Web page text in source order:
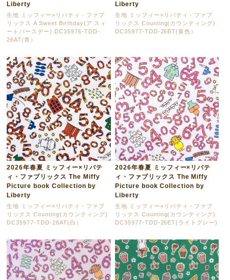
Liberty
生地 ミッフィー×リバティ・ファブ
リックス A Sweet Birthday(ア スィ
ートバースデー) DC35976-TDD-
26AT(青）
Liberty
生地 ミッフィー×リバティ・ファブ
リックス Counting(カウンティング)
DC35977-TDD-26BT(黄色）
2026年春夏 ミッフィー×リバテ
ィ・ファブリックス The Miffy
Picture book Collection by
Liberty
生地 ミッフィー×リバティ・ファブ
リックス Counting(カウンティング)
DC35977-TDD-26AT(白）
2026年春夏 ミッフィー×リバテ
ィ・ファブリックス The Miffy
Picture book Collection by
Liberty
生地 ミッフィー×リバティ・ファブ
リックス Counting(カウンティング)
DC35977-TDD-26ET(ライトグレー)